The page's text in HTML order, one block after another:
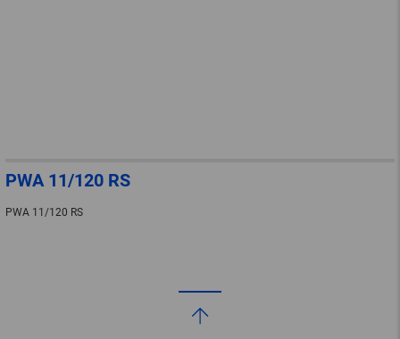
PWA 11/120 RS
PWA 11/120 RS